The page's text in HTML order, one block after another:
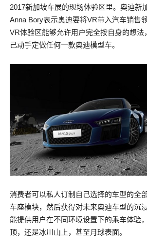
2017新加坡车展的现场体验区里。奥迪新
Anna Bory表示奥迪要将VR带入汽车销售
VR体验区能够允许用户完全按自身的想法
己动手定做任何一款奥迪模型车。
消费者可以私人订制自己选择的车型的全
车座模块，然后获得对未来奥迪车型的沉
能提供用户在不同环境设置下的乘车体验
顶，还是冰川山上，甚至月球表面。